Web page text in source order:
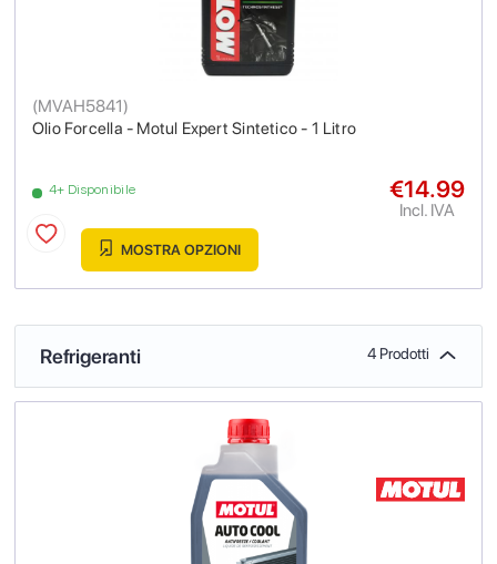
Olio Forcella - Motul Expert Sintetico - 1 Litro
(MVAH5841)
4+ Disponibile €14.99
Incl. IVA
MOSTRA OPZIONI
Refrigeranti 4 Prodotti